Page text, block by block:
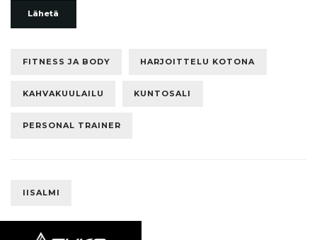
Lähetä
FITNESS JA BODY HARJOITTELU KOTONA
KAHVAKUULAILU KUNTOSALI
PERSONAL TRAINER
IISALMI